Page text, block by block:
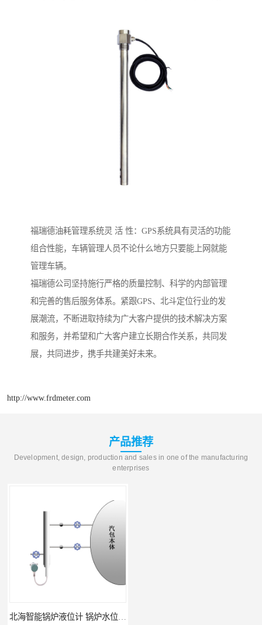
福瑞德油耗管理系统灵 活 性：GPS系统具有灵活的功能
组合性能，车辆管理人员不论什么地方只要能上网就能
管理车辆。
福瑞德公司坚持施行严格的质量控制、科学的内部管理
和完善的售后服务体系。紧跟GPS、北斗定位行业的发
展潮流，不断进取持续为广大客户提供的技术解决方案
和服务，并希望和广大客户建立长期合作关系，共同发
展，共同进步，携手共建美好未来。
http://www.frdmeter.com
产品推荐
Development, design, production and sales in one of the manufacturing
enterprises
北海智能锅炉液位计 锅炉水位计厂商 自动适应自动校准